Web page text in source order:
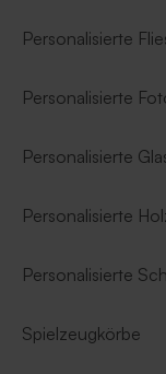
Personalisierte
Personalisierte
Personalisierte
Personalisierte
Personalisierte
Spielzeugkörbe